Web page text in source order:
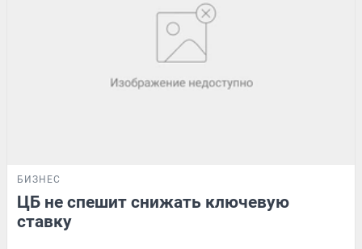
БИЗНЕС
ЦБ не спешит снижать ключевую
ставку